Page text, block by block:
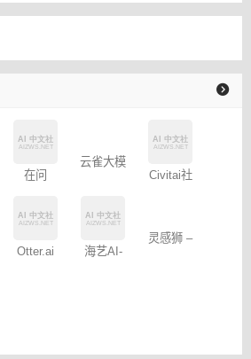
区 – C站
Otter.ai
海艺AI-